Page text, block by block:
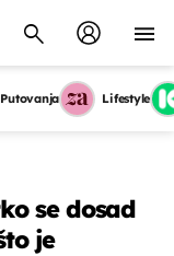
Putovanja Lifestyle
se dosad
je